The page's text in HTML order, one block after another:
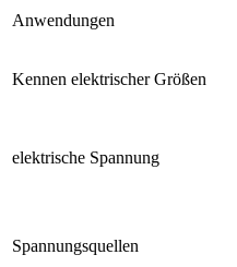
Anwendungen
Kennen elektrischer Größen
elektrische Spannung
Spannungsquellen